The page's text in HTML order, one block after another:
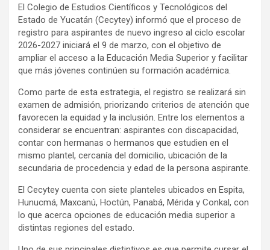
El Colegio de Estudios Científicos y Tecnológicos del
Estado de Yucatán (Cecytey) informó que el proceso de
registro para aspirantes de nuevo ingreso al ciclo escolar
2026-2027 iniciará el 9 de marzo, con el objetivo de
ampliar el acceso a la Educación Media Superior y facilitar
que más jóvenes continúen su formación académica.
Como parte de esta estrategia, el registro se realizará sin
examen de admisión, priorizando criterios de atención que
favorecen la equidad y la inclusión. Entre los elementos a
considerar se encuentran: aspirantes con discapacidad,
contar con hermanas o hermanos que estudien en el
mismo plantel, cercanía del domicilio, ubicación de la
secundaria de procedencia y edad de la persona aspirante.
El Cecytey cuenta con siete planteles ubicados en Espita,
Hunucmá, Maxcanú, Hoctún, Panabá, Mérida y Conkal, con
lo que acerca opciones de educación media superior a
distintas regiones del estado.